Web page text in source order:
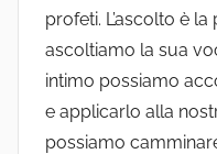
profeti. L’ascolto è
ascoltiamo la sua
intimo possiamo
e applicarlo alla
possiamo